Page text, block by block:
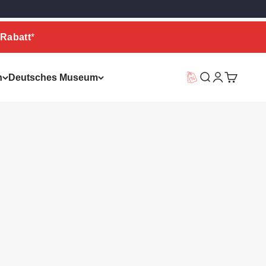
*
Deutsches Museum Vorteilswelt
Suche